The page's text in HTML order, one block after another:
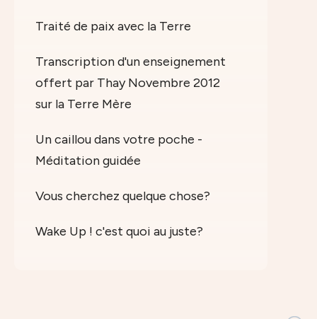
Traité de paix avec la Terre
Transcription d'un enseignement
offert par Thay Novembre 2012
sur la Terre Mère
Un caillou dans votre poche -
Méditation guidée
Vous cherchez quelque chose?
Wake Up ! c'est quoi au juste?